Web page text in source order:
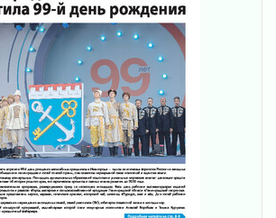
– 2026» подведены!
на перекрестках
растет потребление
по карману